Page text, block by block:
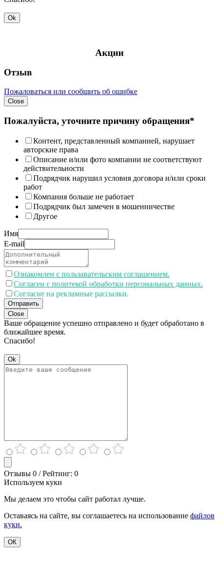
Ok
Акции
Отзыв
Пожаловаться или сообщить об ошибке
Close
Пожалуйста, уточните причину обращения*
Контент, представленный компанией, нарушает
авторские права
Описание и/или фото компании не соответствуют
действительности
Подрядчик нарушил условия договора и/или сроки
работ
Компания больше не работает
Подрядчик был замечен в мошенничестве
Другое
Имя
E-mail
Ознакомлен с пользавательским соглашением.
Согласен с политекой обработки персональных данных.
Согласие на рекламные рассылки.
Отправить
Close
Ваше обращение успешно отправлено и будет обработано в
ближайшее время.
Спасибо!
Ok
Отзывы 0 / Рейтинг: 0
Используем куки
Мы делаем это чтобы сайт работал лучше.
Оставаясь на сайте, вы соглашаетесь на использование файлов
куки.
ОК